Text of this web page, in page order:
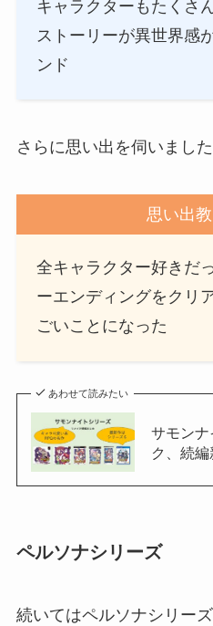
キャラクターもたくさ
ストーリーが異世界感
ンド
さらに思い出を伺いました
思い出教
全キャラクター好きだ
ーエンディングをクリ
ごいことになった
あわせて読みたい
サモンナ
ク、続編
ペルソナシリーズ
続いてはペルソナシリーズ